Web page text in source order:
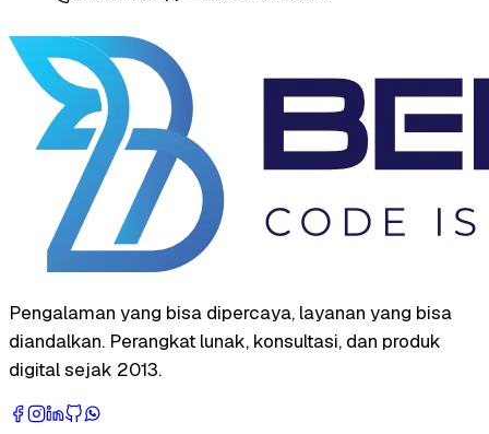
Pengalaman yang bisa dipercaya, layanan yang bisa
diandalkan. Perangkat lunak, konsultasi, dan produk
digital sejak 2013.